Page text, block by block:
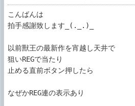
こんばんは
拍手感謝致します_(._.)_
以前獸王の最新作を宵越し天井で
狙いREGで当たり
止める直前ボタン押したら
なぜかREG連の表示あり